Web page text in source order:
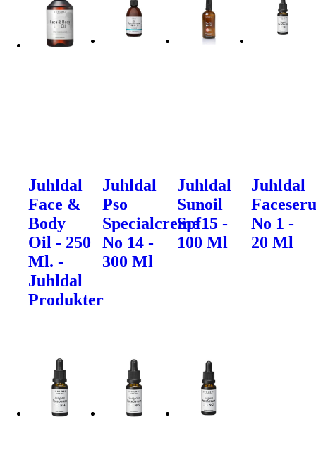
Juhldal
Face &
Body
Oil - 250
Ml. -
Juhldal
Produkter
Juhldal
Pso
Specialcreme
No 14 -
300 Ml
Juhldal
Sunoil
Spf15 -
100 Ml
Juhldal
No 1 -
20 Ml